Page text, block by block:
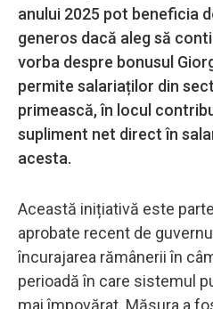
anului 2025 pot beneficia
generos dacă aleg să
vorba despre bonusul
permite salariaților din
primească, în locul
supliment net direct în
acesta.
Această inițiativă este
aprobate recent de
încurajarea rămânerii în
perioadă în care sistemul
mai împovărat. Măsura a